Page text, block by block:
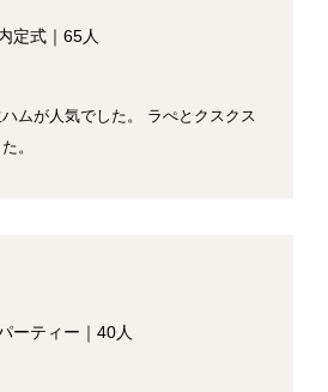
定式｜ 65人
ムが人気でした。 ラぺとクスクス
。
ーティー ｜ 40人